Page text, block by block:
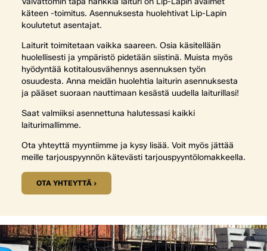
käteen -toimitus. Asennuksesta huolehtivat Lip-Lapin
koulutetut asentajat.
Laiturit toimitetaan vaikka saareen. Osia käsitellään
huolellisesti ja ympäristö pidetään siistinä. Muista myös
hyödyntää kotitalousvähennys asennuksen työn
osuudesta. Anna meidän huolehtia laiturin asennuksesta
ja pääset suoraan nauttimaan kesästä uudella laiturillasi!
Saat valmiiksi asennettuna halutessasi kaikki
laiturimallimme.
Ota yhteyttä myyntiimme ja kysy lisää. Voit myös jättää
meille tarjouspyynnön kätevästi tarjouspyyntölomakkeella.
OTA YHTEYTTÄ ›